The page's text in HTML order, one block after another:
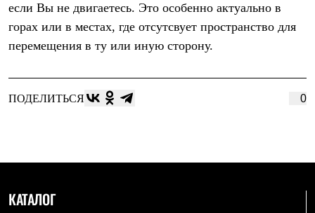
Куртки
Жилеты
Утепленная синтетикой
Куртки
Рубашки
Толстовки
Брюки
если Вы не двигаетесь. Это особенно актуально в
горах или в местах, где отсутсвует пространство для
перемещения в ту или иную сторону.
ПОДЕЛИТЬСЯ 0
КАТАЛОГ